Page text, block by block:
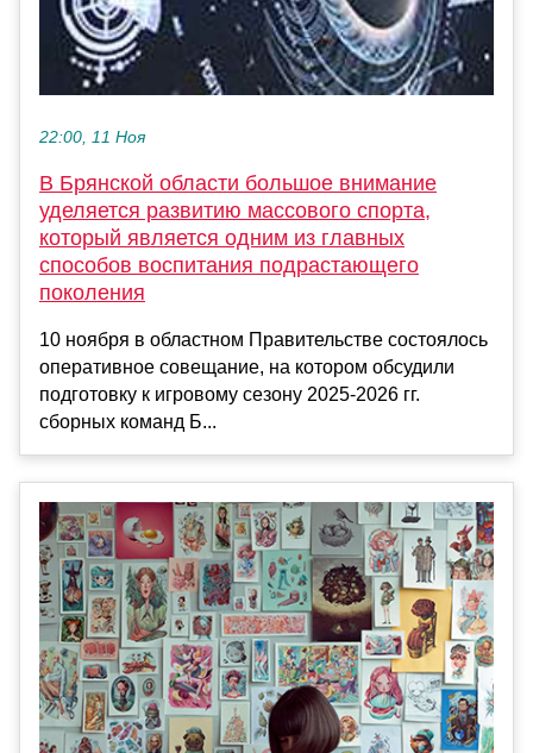
22:00, 11 Ноя
В Брянской области большое внимание
уделяется развитию массового спорта,
который является одним из главных
способов воспитания подрастающего
поколения
10 ноября в областном Правительстве состоялось
оперативное совещание, на котором обсудили
подготовку к игровому сезону 2025-2026 гг.
сборных команд Б...